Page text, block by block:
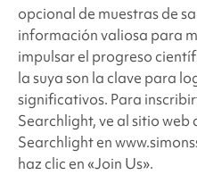
opcional de muestras de
información valiosa para
impulsar el progreso
la suya son la clave para
significativos. Para
Searchlight, ve al sitio web
Searchlight en
haz clic en «Join Us».